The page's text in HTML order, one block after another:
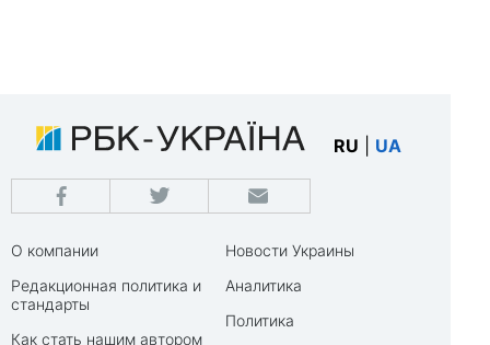
RU UA
О компании
Редакционная политика и
стандарты
Как стать нашим автором
Новости Украины
Аналитика
Политика